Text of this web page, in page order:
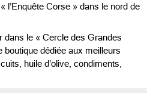
l’Enquête Corse » dans le nord de
dans le « Cercle des Grandes
dédiée aux meilleurs
huile d’olive, condiments,